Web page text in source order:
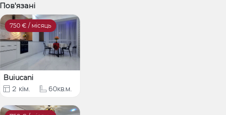
Пов'язані
750 € / місяць
Buiucani
2 кім. 60кв.м.